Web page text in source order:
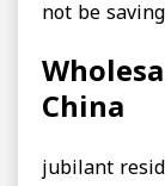
not be
China
jubilant